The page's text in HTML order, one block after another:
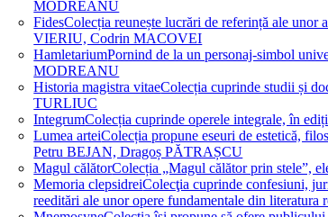
MODREANU
FidesColecția reunește lucrări de referință ale
VIERIU, Codrin MACOVEI
HamletariumPornind de la un personaj-simbol
MODREANU
Historia magistra vitaeColecția cuprinde studii și
TURLIUC
IntegrumColecția cuprinde operele integrale, în
Lumea arteiColecția propune eseuri de estetică,
Petru BEJAN, Dragoș PĂTRAȘCU
Magul călătorColecția „Magul călător prin stele”,
Memoria clepsidreiColecţia cuprinde confesiuni,
reeditări ale unor opere fundamentale din